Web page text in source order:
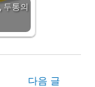
두통의
다음 글